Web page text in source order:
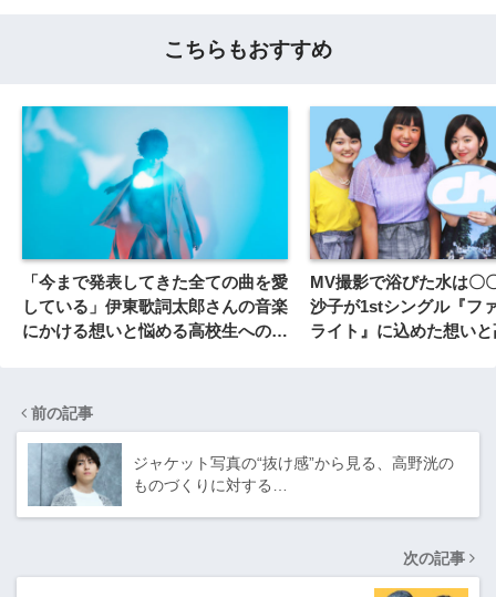
こちらもおすすめ
「今まで発表してきた全ての曲を愛
している」伊東歌詞太郎さんの音楽
にかける想いと悩める高校生へのメ
MV撮影で浴びた水は〇
沙子が1stシングル『フ
ライト』に込めた想い
前の記事
ジャケット写真の“抜け感”から見る、高野洸の
ものづくりに対する…
次の記事